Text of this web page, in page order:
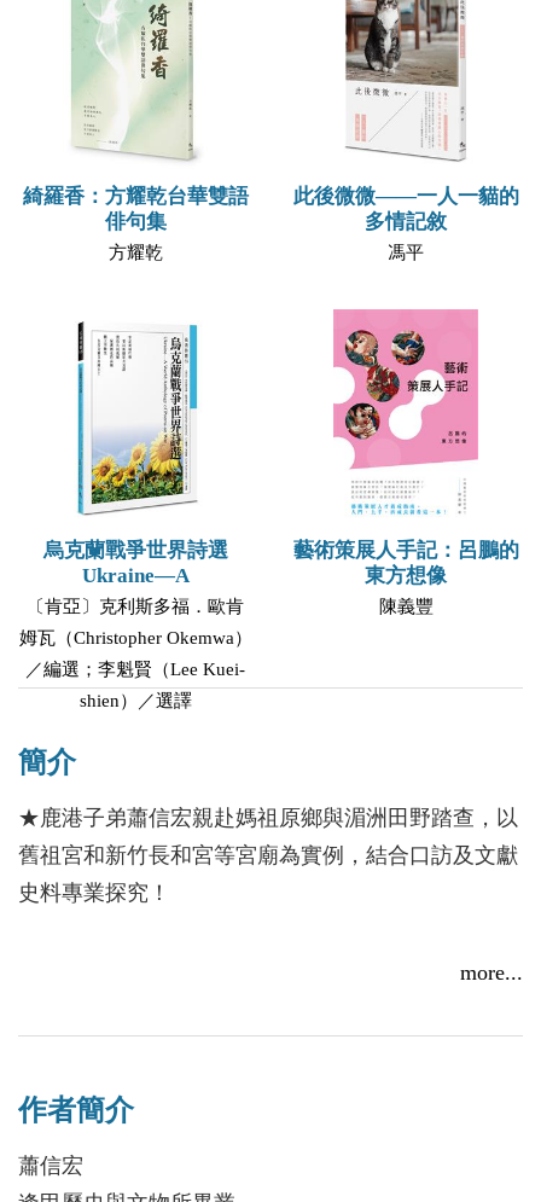
綺羅香：方耀乾台華雙語
俳句集
方耀乾
此後微微——一人一貓的
多情記敘
馮平
烏克蘭戰爭世界詩選
Ukraine—A
〔肯亞〕克利斯多福．歐肯
姆瓦（Christopher Okemwa）
／編選；李魁賢（Lee Kuei-
shien）／選譯
藝術策展人手記：呂鵬的
東方想像
陳義豐
簡介
★鹿港子弟蕭信宏親赴媽祖原鄉與湄洲田野踏查，以
舊祖宮和新竹長和宮等宮廟為實例，結合口訪及文獻
史料專業探究！
清中葉以前福建的宮廟並不盛行赴湄洲進香，此
明如保生大帝、清水祖師、章元帥等宮廟間的短期進
廟赴湄洲進香反而可能是受到臺灣宮廟影響，其背後
原因為：臺灣媽祖信徒多且為移民社會，部分地區盛
行進香，加上清中葉以後臺灣各方面條件逐漸讓湄洲
more...
作者簡介
蕭信宏